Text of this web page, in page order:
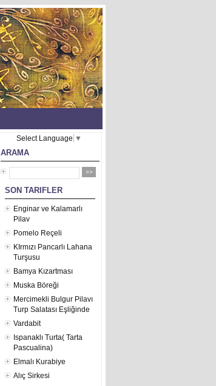
Select Language ▼
ARAMA
SON TARIFLER
Enginar ve Kalamarlı
Pilav
Pomelo Reçeli
KIrmızı Pancarlı Lahana
Turşusu
Bamya Kızartması
Muska Böreği
Mercimekli Bulgur Pilavı
Turp Salatası Eşliğinde
Vardabit
Ispanaklı Turta( Tarta
Pascualina)
Elmalı Kurabiye
Alıç Sirkesi